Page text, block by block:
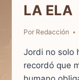
LA ELA
Por Redacción
Jordi no solo
recordó que